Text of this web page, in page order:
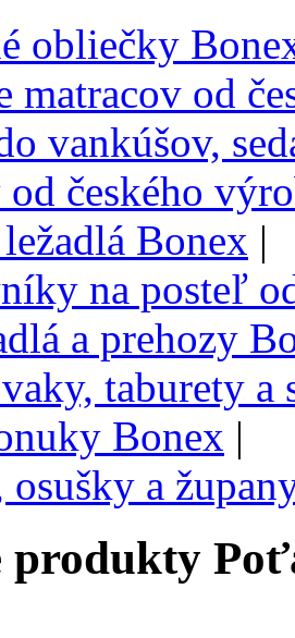
obliečky
matracov od
vankúšov,
českého
Bonex |
na posteľ
a prehozy
taburety a
Bonex |
osušky a
produkty